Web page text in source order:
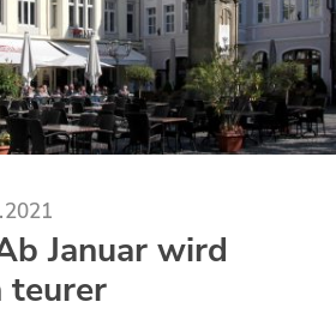
Januar wird
teurer